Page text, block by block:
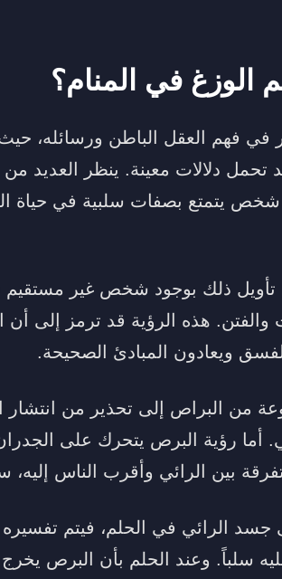
الوزغ في المنام؟
في فهم العقل الباطن ورسائله،
تحمل دلالات معينة. ينظر العديد
شخص يتمتع بصفات سلبية في حياة
تأويل ذلك بوجود شخص غير
والفتن. هذه الرؤية قد ترمز إلى
ويعادون المبادئ الصحيحة.
من البراص إلى تحذير من انتشار
أما رؤية البرص يتحرك على
بين الرائي وأقرب الناس إليه،
جسد الرائي في الحلم، فيتم
سلباً. وعند الحلم بأن البرص يخرج